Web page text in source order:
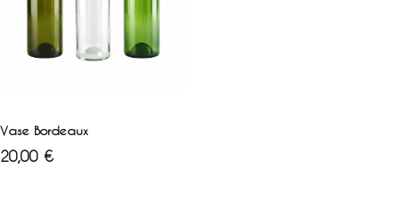
Vase Bordeaux
Prix
20,00 €